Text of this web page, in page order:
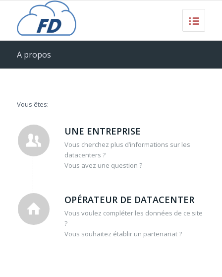
A propos
Vous êtes:
UNE ENTREPRISE
Vous cherchez plus d’informations sur les
datacenters ?
Vous avez une question ?
OPÉRATEUR DE DATACENTER
Vous voulez compléter les données de ce site
?
Vous souhaitez établir un partenariat ?